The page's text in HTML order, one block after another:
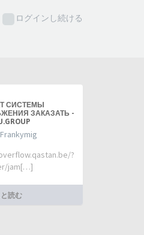
ログインし続ける
СИСТЕМЫ
ЗАКАЗАТЬ -
?
jam[…]
読む